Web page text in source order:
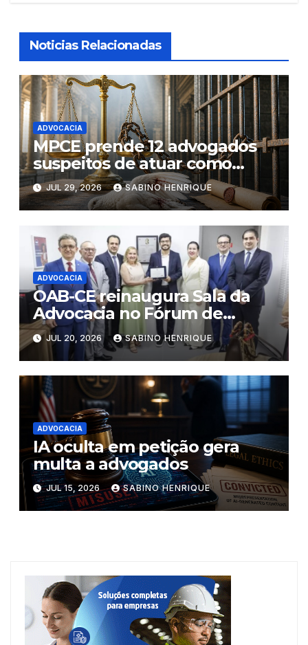
Noticias Relacionadas
ADVOCACIA
MPCE prende 12 advogados
suspeitos de atuar como
“pombos- correio” de facções
criminosas no Ceará
JUL 29, 2026 SABINO HENRIQUE
ADVOCACIA
OAB-CE reinaugura Sala da
Advocacia no Fórum de
Eusébio
JUL 20, 2026 SABINO HENRIQUE
ADVOCACIA
IA oculta em petição gera
multa a advogados
JUL 15, 2026 SABINO HENRIQUE